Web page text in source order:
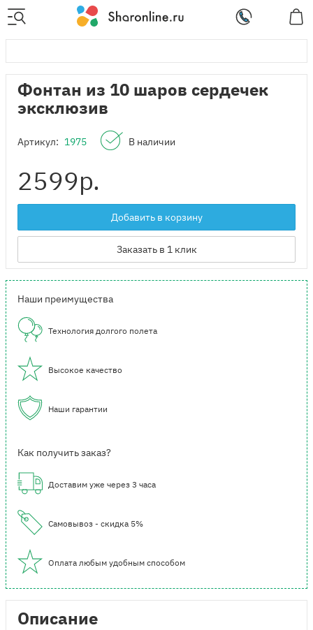
Фонтан из 10 шаров сердечек
эксклюзив
Артикул: 1975 В наличии
2599р.
Добавить в корзину
Заказать в 1 клик
Наши преимущества
Технология долгого полета
Высокое качество
Наши гарантии
Как получить заказ?
Доставим уже через 3 часа
Самовывоз - скидка 5%
Оплата любым удобным способом
Описание